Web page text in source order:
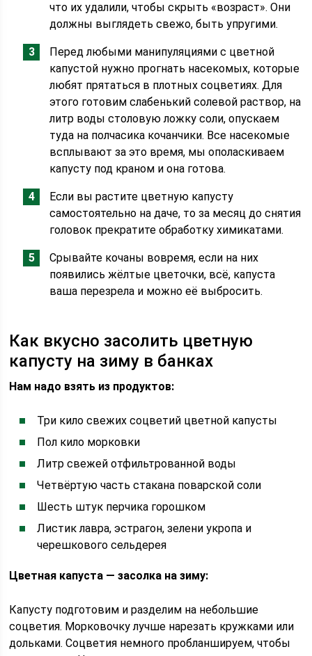
что их удалили, чтобы скрыть «возраст». Они
должны выглядеть свежо, быть упругими.
Перед любыми манипуляциями с цветной
капустой нужно прогнать насекомых, которые
любят прятаться в плотных соцветиях. Для
этого готовим слабенький солевой раствор, на
литр воды столовую ложку соли, опускаем
туда на полчасика кочанчики. Все насекомые
всплывают за это время, мы ополаскиваем
капусту под краном и она готова.
Если вы растите цветную капусту
самостоятельно на даче, то за месяц до снятия
головок прекратите обработку химикатами.
Срывайте кочаны вовремя, если на них
появились жёлтые цветочки, всё, капуста
ваша перезрела и можно её выбросить.
Как вкусно засолить цветную
капусту на зиму в банках
Нам надо взять из продуктов:
Три кило свежих соцветий цветной капусты
Пол кило морковки
Литр свежей отфильтрованной воды
Четвёртую часть стакана поварской соли
Шесть штук перчика горошком
Листик лавра, эстрагон, зелени укропа и
черешкового сельдерея
Цветная капуста — засолка на зиму:
Капусту подготовим и разделим на небольшие
соцветия. Морковочку лучше нарезать кружками или
дольками. Соцветия немного пробланшируем, чтобы